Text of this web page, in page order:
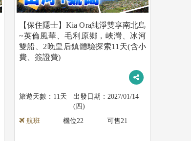
【保住隱士】Kia Ora純淨雙享南北島
~英倫風華、毛利原鄉，峽灣、冰河
雙船、2晚皇后鎮體驗探索11天(含小
費、簽證費)
11天
2027/01/14
(四)
航班
機位22 可售21